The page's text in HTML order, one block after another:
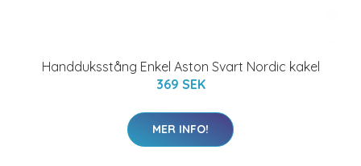
Handduksstång Enkel Aston Svart Nordic kakel
369 SEK
MER INFO!